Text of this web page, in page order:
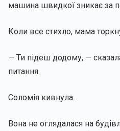
машина швидкої зникає за
Коли все стихло, мама
— Ти підеш додому, —
питання.
Соломія кивнула.
Вона не оглядалася на